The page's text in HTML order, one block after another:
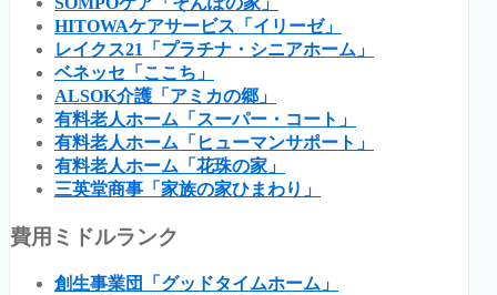
HITOWAケアサービス「イリーゼ」
レイクス21「プラチナ・シニアホーム」
ベネッセ「ここち」
ALSOK介護「アミカの郷」
有料老人ホーム「スーパー・コート」
有料老人ホーム「ヒューマンサポート」
有料老人ホーム「花珠の家」
三英堂商事「家族の家ひまわり」
費用ミドルランク
創生事業団「グッドタイムホーム」